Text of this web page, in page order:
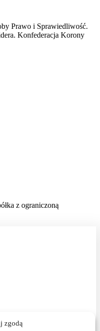
zgodą
Prawo i Sprawiedliwość.
Konfederacja Korony
z ograniczoną